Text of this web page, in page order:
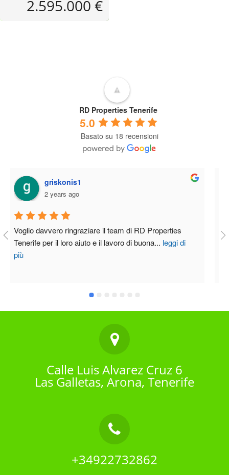
2.595.000 €
RD Properties Tenerife
5.0
Basato su 18 recensioni
Properties
...leggi di
miguel angel perez alvarez
La mia esperienza nella vendita della mia
dello scorso anno nel sud di Tenerife ha
Calle Luis Alvarez Cruz 6
Las Galletas, Arona, Tenerife
+34922732862